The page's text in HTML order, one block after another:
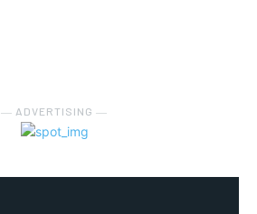
― ADVERTISING ―